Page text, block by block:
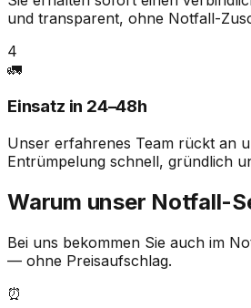
und transparent, ohne Notfall-
4
🚛
Einsatz in 24–48h
Unser erfahrenes Team rückt an
Entrümpelung schnell, gründlich
Warum unser Notfall-
Bei uns bekommen Sie auch im
— ohne Preisaufschlag.
⏰